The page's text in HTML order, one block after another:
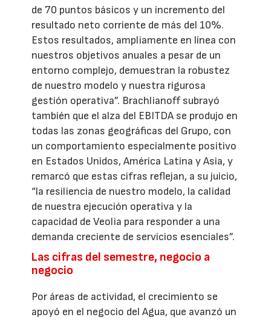
de 70 puntos básicos y un incremento del
resultado neto corriente de más del 10%.
Estos resultados, ampliamente en línea con
nuestros objetivos anuales a pesar de un
entorno complejo, demuestran la robustez
de nuestro modelo y nuestra rigurosa
gestión operativa”. Brachlianoff subrayó
también que el alza del EBITDA se produjo en
todas las zonas geográficas del Grupo, con
un comportamiento especialmente positivo
en Estados Unidos, América Latina y Asia, y
remarcó que estas cifras reflejan, a su juicio,
“la resiliencia de nuestro modelo, la calidad
de nuestra ejecución operativa y la
capacidad de Veolia para responder a una
demanda creciente de servicios esenciales”.
Las cifras del semestre, negocio a
negocio
Por áreas de actividad, el crecimiento se
apoyó en el negocio del Agua, que avanzó un